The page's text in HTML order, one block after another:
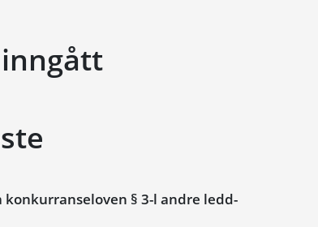
konkurranseloven § 3-l andre ledd-